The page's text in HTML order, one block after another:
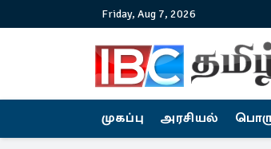
Friday, Aug 7, 2026
முகப்பு அரசியல்